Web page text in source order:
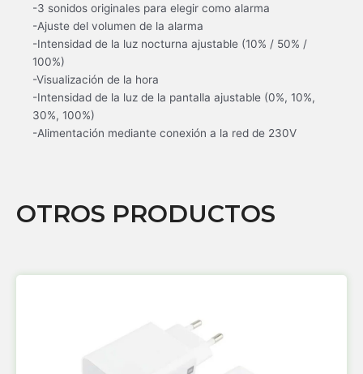
-3 sonidos originales para elegir como alarma
-Ajuste del volumen de la alarma
-Intensidad de la luz nocturna ajustable (10% / 50% /
100%)
-Visualización de la hora
-Intensidad de la luz de la pantalla ajustable (0%, 10%,
30%, 100%)
-Alimentación mediante conexión a la red de 230V
OTROS PRODUCTOS